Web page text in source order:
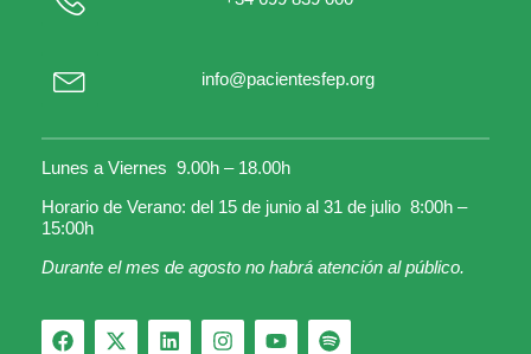
info@pacientesfep.org
Lunes a Viernes 9.00h – 18.00h
Horario de Verano: del 15 de junio al 31 de julio 8:00h –
15:00h
Durante el mes de agosto no habrá atención al público.